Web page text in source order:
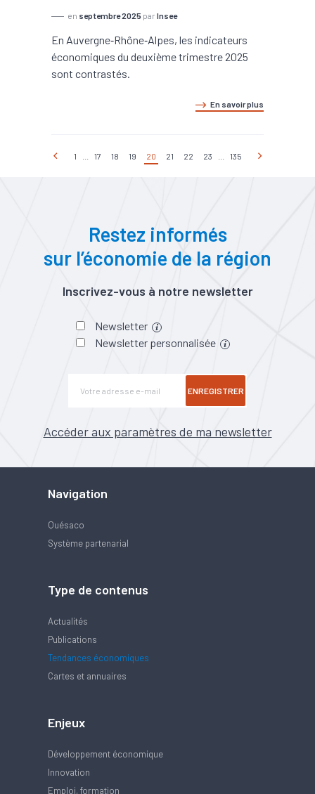
en septembre 2025 par Insee
En Auvergne‑Rhône‑Alpes, les indicateurs
économiques du deuxième trimestre 2025
sont contrastés.
En savoir plus
1 17 18 19 20 21 22 23 135
Restez informés
sur l’économie de la région
Inscrivez-vous à notre newsletter
Newsletter
Newsletter personnalisée
ENREGISTRER
Accéder aux paramètres de ma newsletter
Navigation
Quésaco
Système partenarial
Type de contenus
Actualités
Publications
Tendances économiques
Cartes et annuaires
Enjeux
Développement économique
Innovation
Emploi, formation